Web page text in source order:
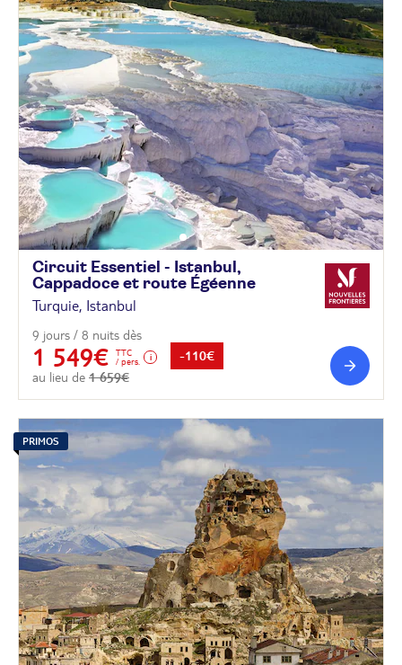
Circuit Essentiel - Istanbul,
Cappadoce et route Égéenne
Turquie, Istanbul
9 jours / 8 nuits dès
1 549€
TTC
/ pers.
au lieu de 1 659€
-110€
PRIMOS